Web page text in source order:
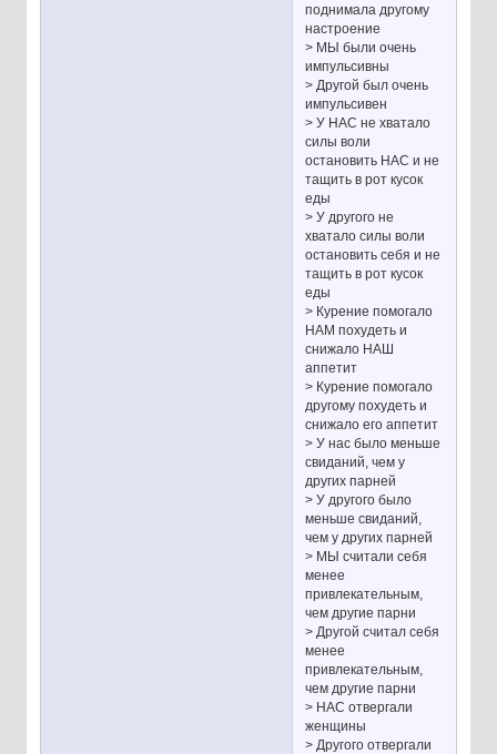
поднимала другому
настроение
> МЫ были очень
импульсивны
> Другой был очень
импульсивен
> У НАС не хватало
силы воли
остановить НАС и не
тащить в рот кусок
еды
> У другого не
хватало силы воли
остановить себя и не
тащить в рот кусок
еды
> Курение помогало
НАМ похудеть и
снижало НАШ
аппетит
> Курение помогало
другому похудеть и
снижало его аппетит
> У нас было меньше
свиданий, чем у
других парней
> У другого было
меньше свиданий,
чем у других парней
> МЫ считали себя
менее
привлекательным,
чем другие парни
> Другой считал себя
менее
привлекательным,
чем другие парни
> НАС отвергали
женщины
> Другого отвергали